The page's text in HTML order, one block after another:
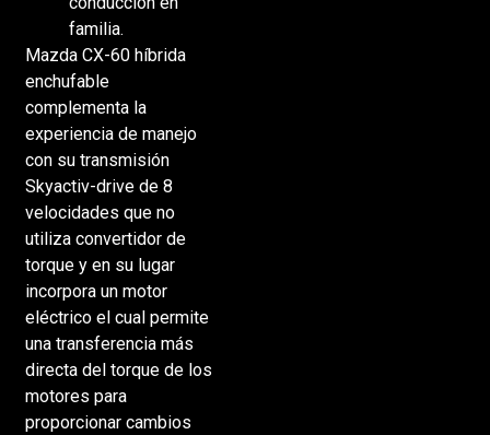
familia.
Mazda CX-60 híbrida
enchufable
complementa la
experiencia de manejo
con su transmisión
Skyactiv-drive de 8
velocidades que no
utiliza convertidor de
torque y en su lugar
incorpora un motor
eléctrico el cual permite
una transferencia más
directa del torque de los
motores para
proporcionar cambios